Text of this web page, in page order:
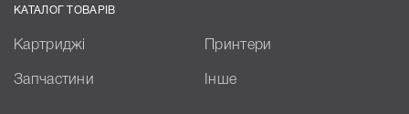
КАТАЛОГ ТОВАРІВ
Картриджі Принтери
Запчастини Інше